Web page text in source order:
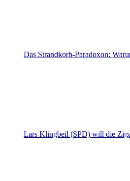
Das Strandkorb-Paradoxon:
Lars Klingbeil (SPD) will die